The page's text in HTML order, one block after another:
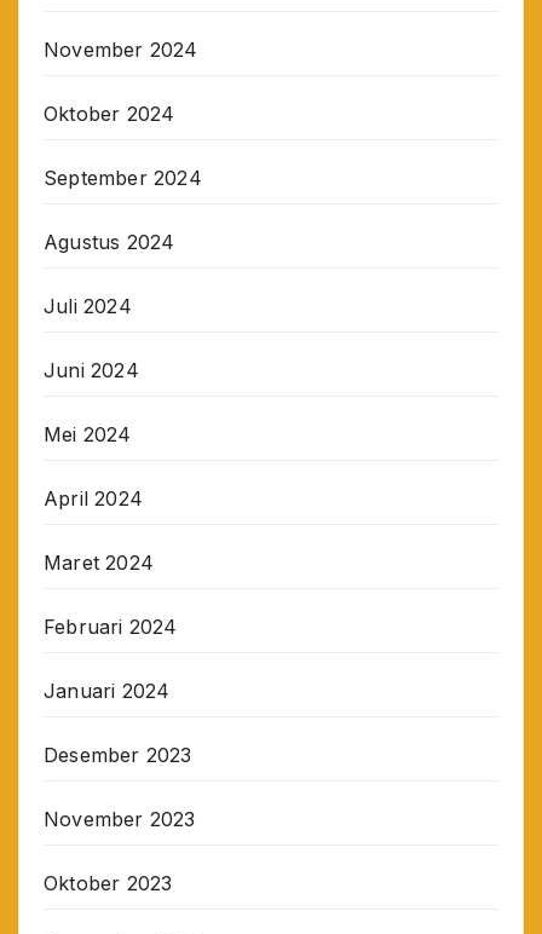
November 2024
Oktober 2024
September 2024
Agustus 2024
Juli 2024
Juni 2024
Mei 2024
April 2024
Maret 2024
Februari 2024
Januari 2024
Desember 2023
November 2023
Oktober 2023